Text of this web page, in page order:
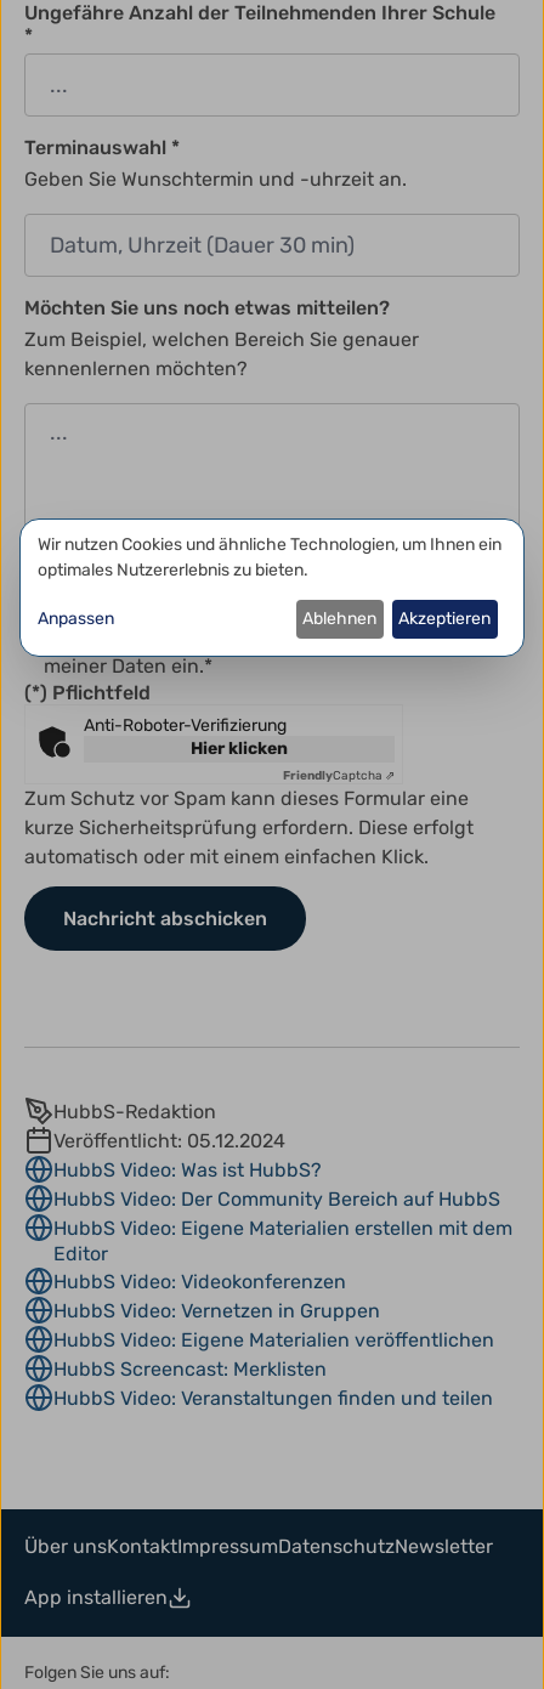
Ungefähre Anzahl der Teilnehmenden Ihrer Schule
Terminauswahl
Geben Sie Wunschtermin und -uhrzeit an.
Möchten Sie uns noch etwas mitteilen?
Zum Beispiel, welchen Bereich Sie genauer
kennenlernen möchten?
Ich habe die Datenschutzerklärunggelesen und
willige in die darin beschriebene Verarbeitung
meiner Daten ein.*
(*) Pflichtfeld
Anti-Roboter-Verifizierung
Hier klicken
FriendlyCaptcha ⇗
Zum Schutz vor Spam kann dieses Formular eine
kurze Sicherheitsprüfung erfordern. Diese erfolgt
automatisch oder mit einem einfachen Klick.
HubbS-Redaktion
Veröffentlicht: 05.12.2024
HubbS Video: Was ist HubbS?
HubbS Video: Der Community Bereich auf HubbS
HubbS Video: Eigene Materialien erstellen mit dem
Editor
HubbS Video: Videokonferenzen
HubbS Video: Vernetzen in Gruppen
HubbS Video: Eigene Materialien veröffentlichen
HubbS Screencast: Merklisten
HubbS Video: Veranstaltungen finden und teilen
Über unsKontaktImpressumDatenschutzNewsletter
App installieren
Folgen Sie uns auf:
Datenschutzeinstellungen
Wir nutzen Cookies und ähnliche Technologien, um Ihnen ein
optimales Nutzererlebnis zu bieten.
Anpassen Ablehnen Akzeptieren